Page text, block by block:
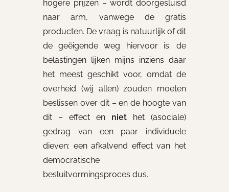
hogere prijzen – wordt doorgesluisd
naar arm, vanwege de gratis
producten. De vraag is natuurlijk of dit
de geëigende weg hiervoor is: de
belastingen lijken mijns inziens daar
het meest geschikt voor, omdat de
overheid (wij allen) zouden moeten
beslissen over dit – en de hoogte van
dit – effect en niet het (asociale)
gedrag van een paar individuele
dieven: een afkalvend effect van het
democratische
besluitvormingsproces dus.